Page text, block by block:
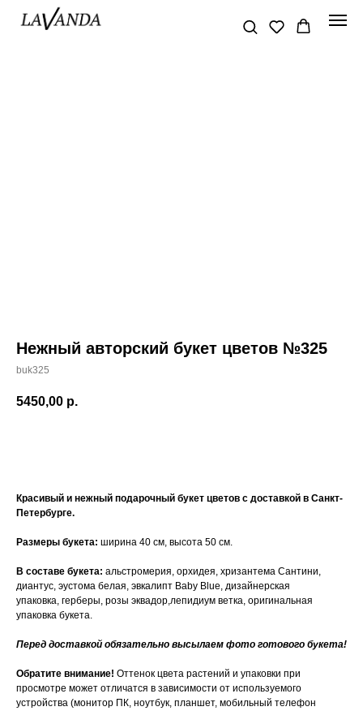
Нежный авторский букет цветов №325
buk325
5450,00 р.
Красивый и нежный подарочный букет цветов с доставкой в Санкт-
Петербурге.
Размеры букета: ширина 40 см, высота 50 см.
В составе букета: альстромерия, орхидея, хризантема Сантини,
диантус, эустома белая, эвкалипт Baby Blue, дизайнерская
упаковка, герберы, розы эквадор,лепидиум ветка, оригинальная
упаковка букета.
Перед доставкой обязательно высылаем фото готового букета!
Обратите внимание! Оттенок цвета растений и упаковки при
просмотре может отличатся в зависимости от используемого
устройства (монитор ПК, ноутбук, планшет, мобильный телефон